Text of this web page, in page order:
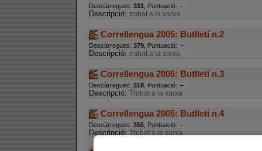
Descàrregues: 331 , Puntuació:
Descripció: trobat a la xarxa
Correllengua 2005: Butlletí n.2
Descàrregues: 379, Puntuació:
Descripció: trobat a la xarxa
Correllengua 2005: Butlletí n.3
Descàrregues: 318, Puntuació:
Descripció: Trobat a la xarxa
Correllengua 2005: Butlletí n.4
Descàrregues: 355, Puntuació:
Descripció: Trobat a la xarxa